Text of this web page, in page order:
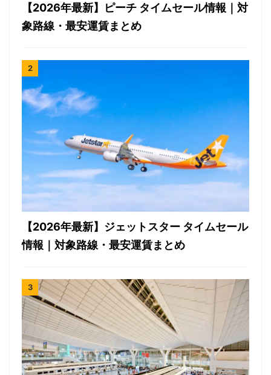
【2026年最新】ピーチ タイムセール情報｜対
象路線・最安運賃まとめ
【2026年最新】ジェットスター タイムセール
情報｜対象路線・最安運賃まとめ